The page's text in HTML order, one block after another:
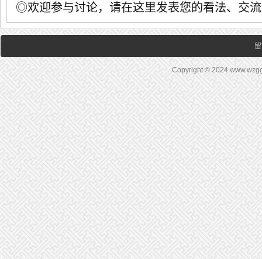
◎欢迎参与讨论，请在这里发表您的看法、交
Copyright © 2024